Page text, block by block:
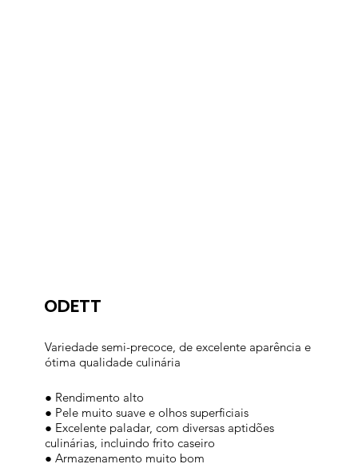
ODETT
Variedade semi-precoce, de excelente aparência e
ótima qualidade culinária
● Rendimento alto
● Pele muito suave e olhos superficiais
● Excelente paladar, com diversas aptidões
culinárias, incluindo frito caseiro
● Armazenamento muito bom